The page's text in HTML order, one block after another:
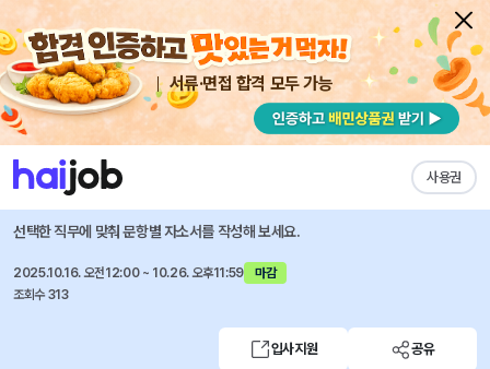
서류·면접 합격 모두 가능
사용권
채용공고 자소서 자유항목 자소서 내 작성목록
후루노코리아 즐겨찾기
[외국계] FURUNO KOREA 서비스 코디네이터
선택한 직무에 맞춰 문항별 자소서를 작성해 보세요.
2025.10.16. 오전12:00 ~ 10.26. 오후11:59
마감
조회수 313
입사지원 공유